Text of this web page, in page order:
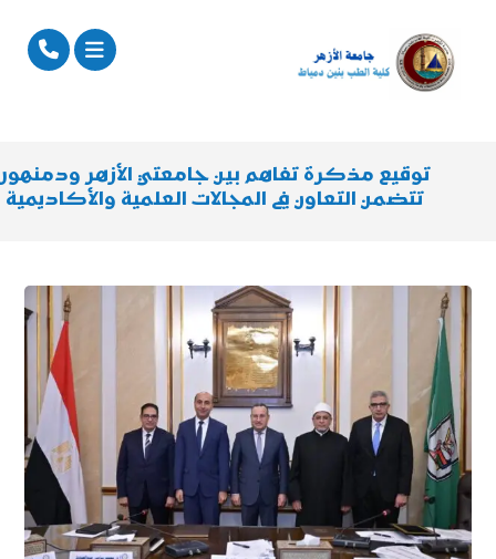
توقيع مذكرة تفاهم بين جامعتي الأزهر ودمنهور
تتضمن التعاون في المجالات العلمية والأكاديمية